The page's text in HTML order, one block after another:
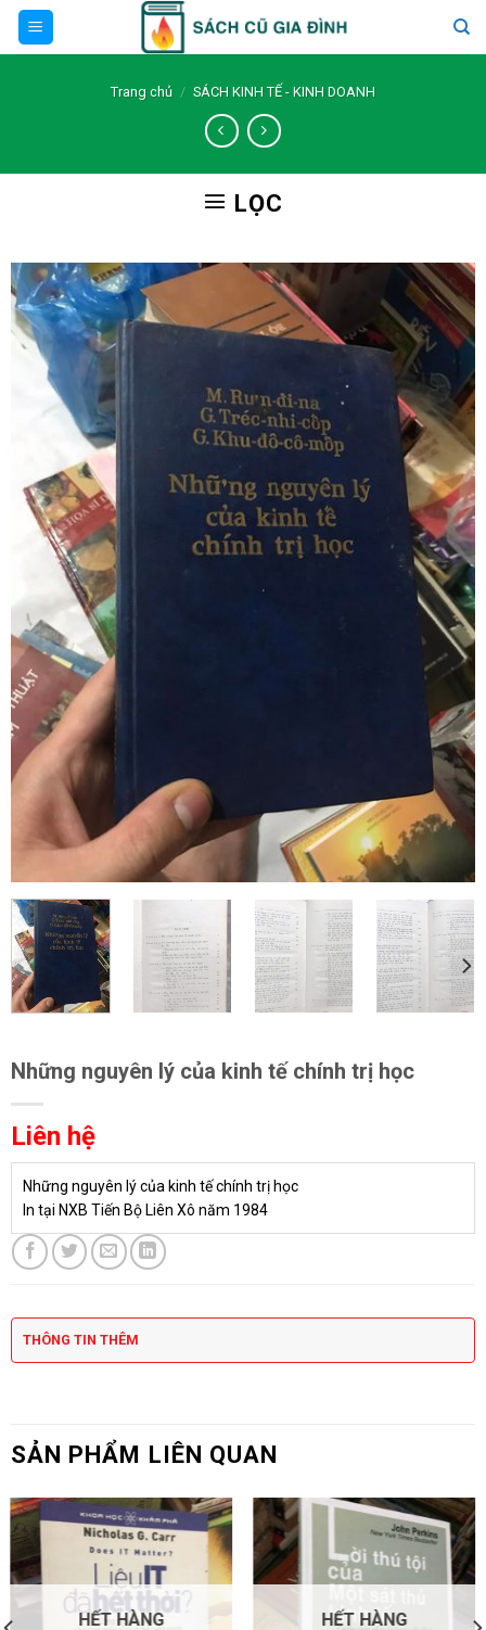
Skip
Trang chủ / SÁCH KINH TẾ - KINH DOANH
LỌC
Những nguyên lý của kinh tế chính trị học
Liên hệ
Những nguyên lý của kinh tế chính trị học
In tại NXB Tiến Bộ Liên Xô năm 1984
THÔNG TIN THÊM
SẢN PHẨM LIÊN QUAN
HẾT HÀNG HẾT HÀNG